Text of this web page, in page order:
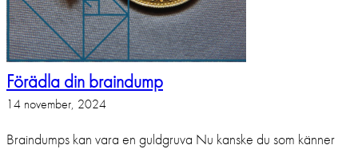
Förädla din braindump
14 november, 2024
Braindumps kan vara en guldgruva Nu kanske du som känner